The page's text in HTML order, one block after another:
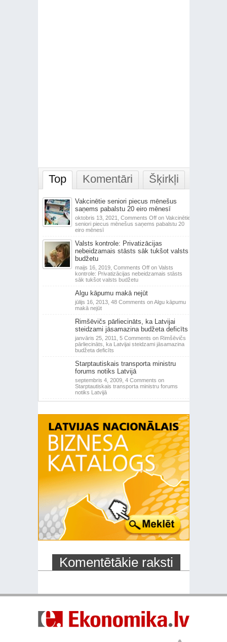
Top Komentāri Šķirkļi
Vakcinētie seniori piecus mēnešus
saņems pabalstu 20 eiro mēnesī
oktobris 13, 2021, Comments Offon Vakcinētie
seniori piecus mēnešus saņems pabalstu 20
eiro mēnesī
Valsts kontrole: Privatizācijas
nebeidzamais stāsts sāk tukšot valsts
budžetu
maijs 16, 2019, Comments Offon Valsts
kontrole: Privatizācijas nebeidzamais stāsts
sāk tukšot valsts budžetu
Algu kāpumu makā nejūt
jūlijs 16, 2013, 48 Comments on Algu kāpumu
makā nejūt
Rimšēvičs pārliecināts, ka Latvijai
steidzami jāsamazina budžeta deficīts
janvāris 25, 2011, 5 Comments on Rimšēvičs
pārliecināts, ka Latvijai steidzami jāsamazina
budžeta deficīts
Starptautiskais transporta ministru
forums notiks Latvijā
septembris 4, 2009, 4 Comments on
Starptautiskais transporta ministru forums
notiks Latvijā
Komentētākie raksti